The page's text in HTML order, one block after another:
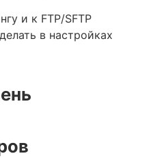
и к FTP/SFTP
в настройках